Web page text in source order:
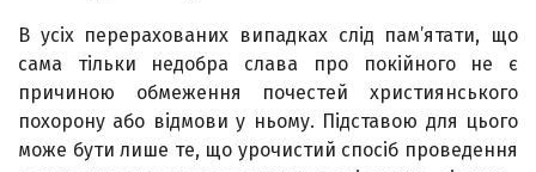
В усіх перерахованих випадках слід пам’ятати, що
сама тільки недобра слава про покійного не є
причиною обмеження почестей християнського
похорону або відмови у ньому. Підставою для цього
може бути лише те, що урочистий спосіб проведення